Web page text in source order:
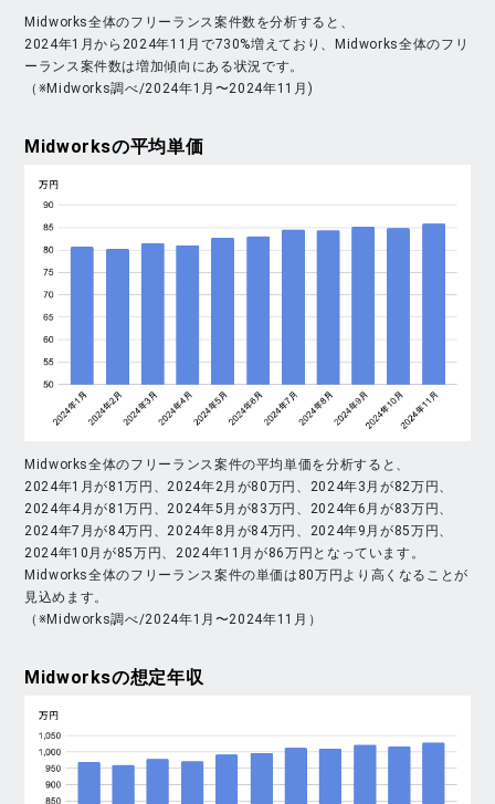
Midworks全体のフリーランス案件数を分析すると、
2024年1月から2024年11月で730%増えており、Midworks全体のフリ
ーランス案件数は増加傾向にある状況です。
（※Midworks調べ/2024年1月〜2024年11月)
Midworksの平均単価
Midworks全体のフリーランス案件の平均単価を分析すると、
2024年1月が81万円、2024年2月が80万円、2024年3月が82万円、
2024年4月が81万円、2024年5月が83万円、2024年6月が83万円、
2024年7月が84万円、2024年8月が84万円、2024年9月が85万円、
2024年10月が85万円、2024年11月が86万円となっています。
Midworks全体のフリーランス案件の単価は80万円より高くなることが
見込めます。
（※Midworks調べ/2024年1月〜2024年11月）
Midworksの想定年収